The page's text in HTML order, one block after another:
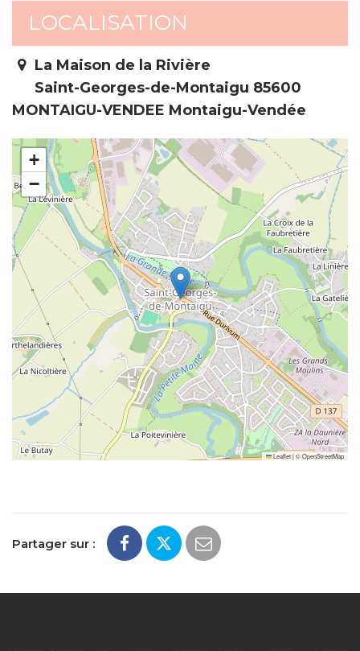
LOCALISATION
La Maison de la Rivière
Saint-Georges-de-Montaigu 85600
MONTAIGU-VENDEE Montaigu-Vendée
+
−
Leaflet|©OpenStreetMap
Partager sur :